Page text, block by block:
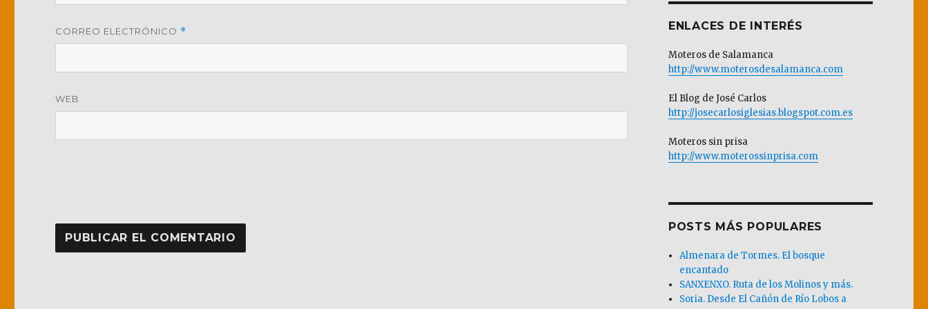
CORREO ELECTRÓNICO *
WEB
ENLACES DE INTERÉS
Moteros de Salamanca
http://www.moterosdesalamanca.com
El Blog de José Carlos
http://josecarlosiglesias.blogspot.com.es
Moteros sin prisa
http://www.moterossinprisa.com
POSTS MÁS POPULARES
Almenara de Tormes. El bosque
encantado
SANXENXO. Ruta de los Molinos y más.
Soria. Desde El Cañón de Río Lobos a